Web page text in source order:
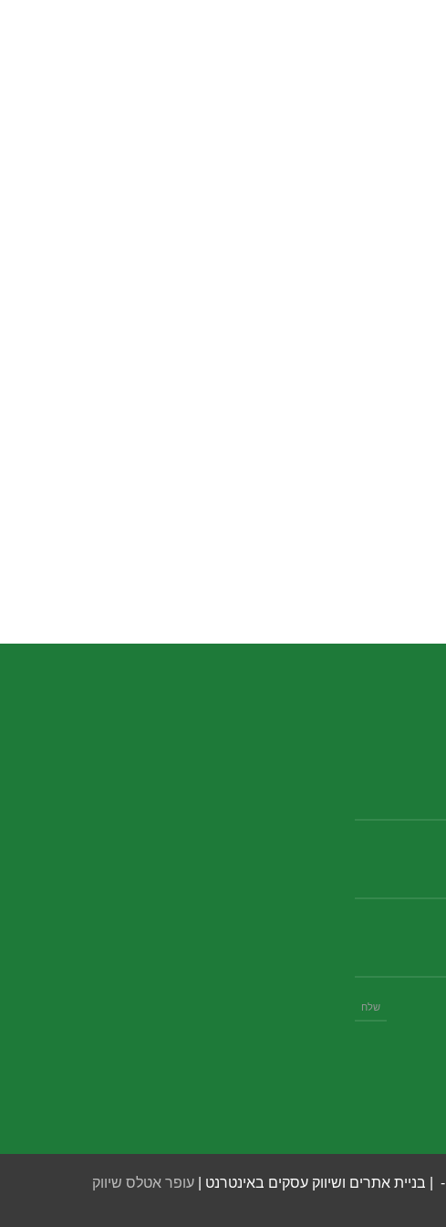
- | בניית אתרים ושיווק עסקים באינטרנט |עופר אטלס שיווק